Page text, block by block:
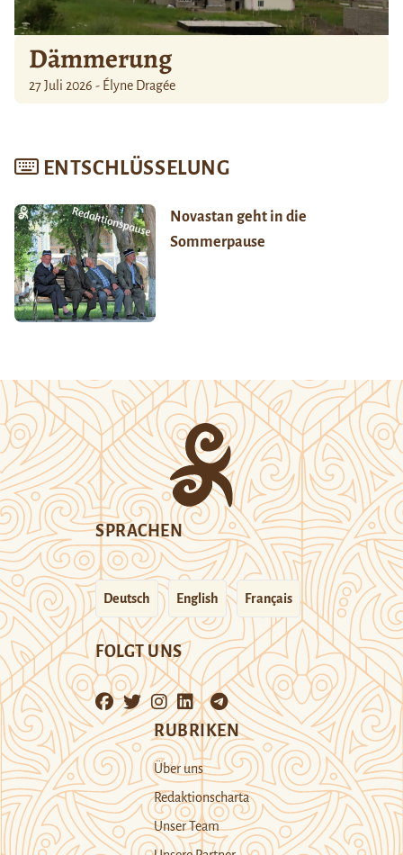
Dämmerung
27 Juli 2026 - Élyne Dragée
ENTSCHLÜSSELUNG
Novastan geht in die
Sommerpause
SPRACHEN
Deutsch English Français
FOLGT UNS
RUBRIKEN
Über uns
Redaktionscharta
Unser Team